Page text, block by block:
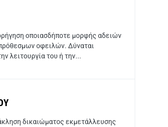
οποιασδήποτε μορφής αδειών
οφειλών. Δύναται
λειτουργία του ή την...
δικαιώματος εκμετάλλευσης